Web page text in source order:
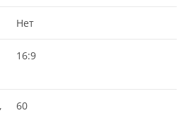
Нет
16:9
60